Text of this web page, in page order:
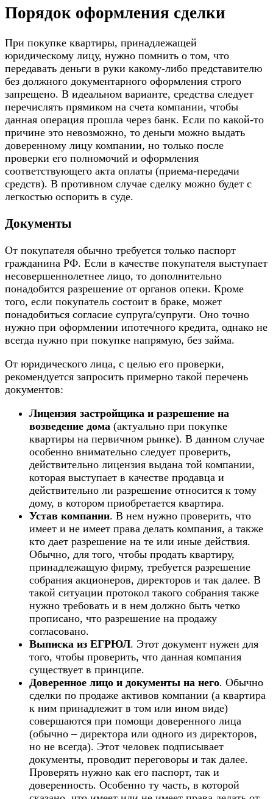
Порядок оформления сделки
При покупке квартиры, принадлежащей
юридическому лицу, нужно помнить о том, что
передавать деньги в руки какому-либо представителю
без должного документарного оформления строго
запрещено. В идеальном варианте, средства следует
перечислять прямиком на счета компании, чтобы
данная операция прошла через банк. Если по какой-то
причине это невозможно, то деньги можно выдать
доверенному лицу компании, но только после
проверки его полномочий и оформления
соответствующего акта оплаты (приема-передачи
средств). В противном случае сделку можно будет с
легкостью оспорить в суде.
Документы
От покупателя обычно требуется только паспорт
гражданина РФ. Если в качестве покупателя выступает
несовершеннолетнее лицо, то дополнительно
понадобится разрешение от органов опеки. Кроме
того, если покупатель состоит в браке, может
понадобиться согласие супруга/супруги. Оно точно
нужно при оформлении ипотечного кредита, однако не
всегда нужно при покупке напрямую, без займа.
От юридического лица, с целью его проверки,
рекомендуется запросить примерно такой перечень
документов:
Лицензия застройщика и разрешение на
возведение дома (актуально при покупке
квартиры на первичном рынке). В данном случае
особенно внимательно следует проверить,
действительно лицензия выдана той компании,
которая выступает в качестве продавца и
действительно ли разрешение относится к тому
дому, в котором приобретается квартира.
Устав компании. В нем нужно проверить, что
имеет и не имеет права делать компания, а также
кто дает разрешение на те или иные действия.
Обычно, для того, чтобы продать квартиру,
принадлежащую фирму, требуется разрешение
собрания акционеров, директоров и так далее. В
такой ситуации протокол такого собрания также
нужно требовать и в нем должно быть четко
прописано, что разрешение на продажу
согласовано.
Выписка из ЕГРЮЛ. Этот документ нужен для
того, чтобы проверить, что данная компания
существует в принципе.
Доверенное лицо и документы на него. Обычно
сделки по продаже активов компании (а квартира
к ним принадлежит в том или ином виде)
совершаются при помощи доверенного лица
(обычно – директора или одного из директоров,
но не всегда). Этот человек подписывает
документы, проводит переговоры и так далее.
Проверять нужно как его паспорт, так и
доверенность. Особенно ту часть, в которой